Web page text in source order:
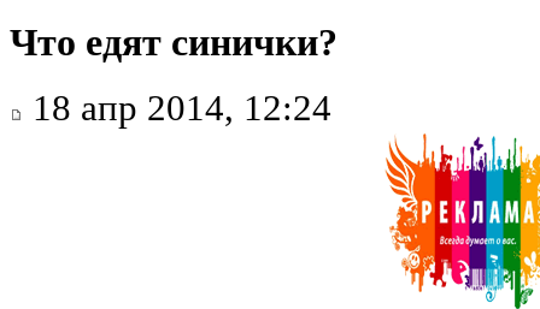
Что едят синички?
18 апр 2014, 12:24